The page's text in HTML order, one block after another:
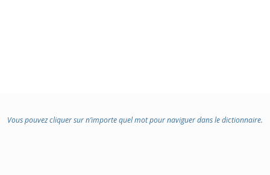
Vous pouvez cliquer sur n’importe quel mot pour naviguer dans le dictionnaire.